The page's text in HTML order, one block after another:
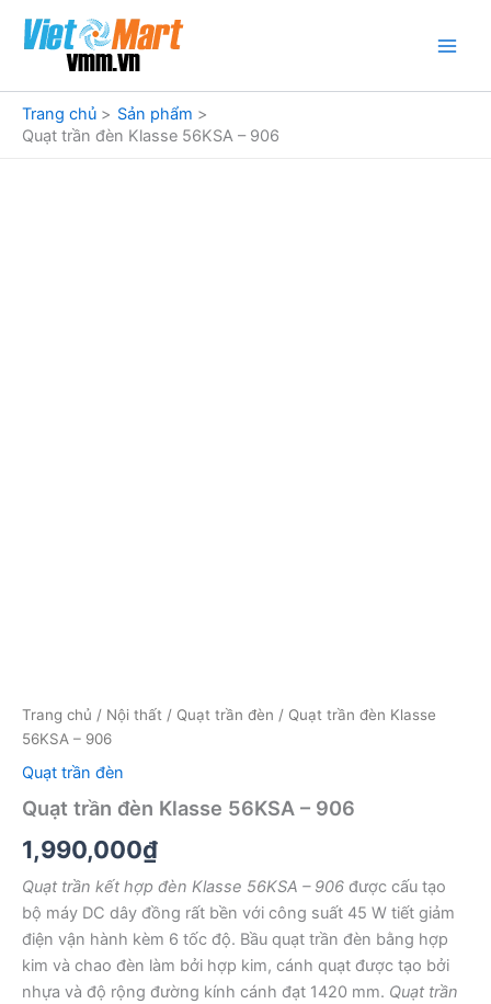
dung
Trang chủ
Sản phẩm
Quạt trần đèn Klasse 56KSA – 906
Trang chủ / Nội thất / Quạt trần đèn / Quạt trần đèn Klasse
56KSA – 906
Quạt trần đèn
Quạt trần đèn Klasse 56KSA – 906
1,990,000₫
Quạt trần kết hợp đèn Klasse 56KSA – 906 được cấu tạo
bộ máy DC dây đồng rất bền với công suất 45 W tiết giảm
điện vận hành kèm 6 tốc độ. Bầu quạt trần đèn bằng hợp
kim và chao đèn làm bởi hợp kim, cánh quạt được tạo bởi
nhựa và độ rộng đường kính cánh đạt 1420 mm. Quạt trần